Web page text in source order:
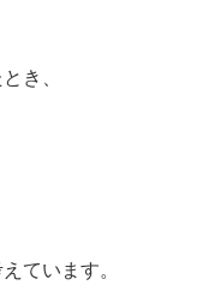
き、
ています。